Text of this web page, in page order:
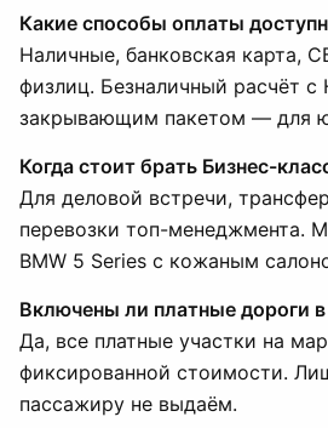
Какие способы оплаты
Наличные, банковская карта,
физлиц. Безналичный расчёт
закрывающим пакетом — для
Когда стоит брать Бизнес-
Для деловой встречи,
перевозки топ-менеджмента.
BMW 5 Series с кожаным
Включены ли платные дороги в
Да, все платные участки на
фиксированной стоимости.
пассажиру не выдаём.